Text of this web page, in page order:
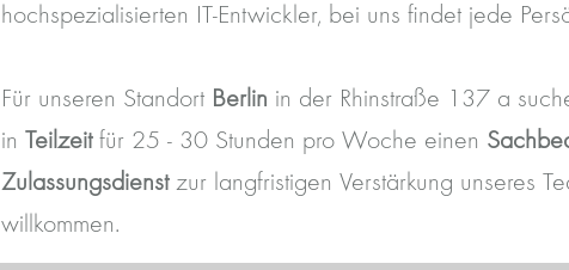
hochspezialisierten IT-Entwickler, bei uns findet jede
Für unseren Standort Berlin in der Rhinstraße 137 a
in Teilzeit für 25 - 30 Stunden pro Woche einen
Zulassungsdienst zur langfristigen Verstärkung unseres
willkommen.